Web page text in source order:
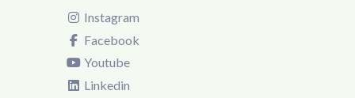
Instagram
Facebook
Youtube
Linkedin